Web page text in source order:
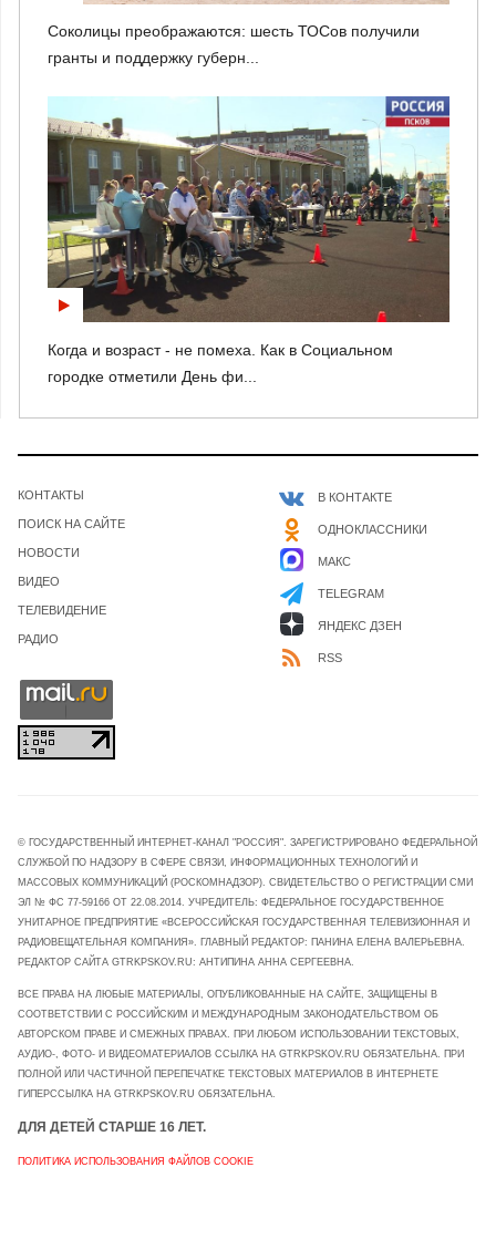
Соколицы преображаются: шесть ТОСов получили
гранты и поддержку губерн...
Когда и возраст - не помеха. Как в Социальном
городке отметили День фи...
КОНТАКТЫ
ПОИСК НА САЙТЕ
НОВОСТИ
ВИДЕО
ТЕЛЕВИДЕНИЕ
РАДИО
В КОНТАКТЕ
ОДНОКЛАССНИКИ
МАКС
TELEGRAM
ЯНДЕКС ДЗЕН
RSS
© ГОСУДАРСТВЕННЫЙ ИНТЕРНЕТ-КАНАЛ "РОССИЯ". ЗАРЕГИСТРИРОВАНО ФЕДЕРАЛЬНОЙ
СЛУЖБОЙ ПО НАДЗОРУ В СФЕРЕ СВЯЗИ, ИНФОРМАЦИОННЫХ ТЕХНОЛОГИЙ И
МАССОВЫХ КОММУНИКАЦИЙ (РОСКОМНАДЗОР). СВИДЕТЕЛЬСТВО О РЕГИСТРАЦИИ СМИ
ЭЛ № ФС 77-59166 ОТ 22.08.2014. УЧРЕДИТЕЛЬ: ФЕДЕРАЛЬНОЕ ГОСУДАРСТВЕННОЕ
УНИТАРНОЕ ПРЕДПРИЯТИЕ «ВСЕРОССИЙСКАЯ ГОСУДАРСТВЕННАЯ ТЕЛЕВИЗИОННАЯ И
РАДИОВЕЩАТЕЛЬНАЯ КОМПАНИЯ». ГЛАВНЫЙ РЕДАКТОР: ПАНИНА ЕЛЕНА ВАЛЕРЬЕВНА.
РЕДАКТОР САЙТА GTRKPSKOV.RU: АНТИПИНА АННА СЕРГЕЕВНА.
ВСЕ ПРАВА НА ЛЮБЫЕ МАТЕРИАЛЫ, ОПУБЛИКОВАННЫЕ НА САЙТЕ, ЗАЩИЩЕНЫ В
СООТВЕТСТВИИ С РОССИЙСКИМ И МЕЖДУНАРОДНЫМ ЗАКОНОДАТЕЛЬСТВОМ ОБ
АВТОРСКОМ ПРАВЕ И СМЕЖНЫХ ПРАВАХ. ПРИ ЛЮБОМ ИСПОЛЬЗОВАНИИ ТЕКСТОВЫХ,
АУДИО-, ФОТО- И ВИДЕОМАТЕРИАЛОВ ССЫЛКА НА GTRKPSKOV.RU ОБЯЗАТЕЛЬНА. ПРИ
ПОЛНОЙ ИЛИ ЧАСТИЧНОЙ ПЕРЕПЕЧАТКЕ ТЕКСТОВЫХ МАТЕРИАЛОВ В ИНТЕРНЕТЕ
ГИПЕРССЫЛКА НА GTRKPSKOV.RU ОБЯЗАТЕЛЬНА.
ДЛЯ ДЕТЕЙ СТАРШЕ 16 ЛЕТ.
ПОЛИТИКА ИСПОЛЬЗОВАНИЯ ФАЙЛОВ COOKIE